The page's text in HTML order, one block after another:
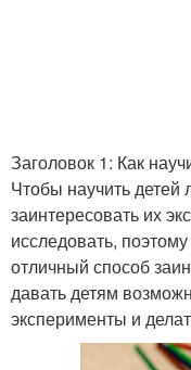
Заголовок 1: Как
Чтобы научить детей
заинтересовать их
исследовать,
отличный способ
давать детям
эксперименты и